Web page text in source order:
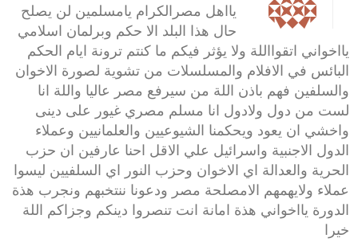
يااهل مصرالكرام يامسلمين لن يصلح
حال هذا البلد الا حكم وبرلمان اسلامي
يااخواني اتقوااللة ولا يؤثر فيكم ما كنتم ترونة ايام الحكم
البائس في الافلام والمسلسلات من تشوية لصورة الاخوان
والسلفين فهم باذن اللة من سيرفع مصر عاليا واللة انا
لست من دول ولادول انا مسلم مصري غيور على دينى
واخشي ان يعود ويحكمنا الشيوعيين والعلمانيين وعملاء
الدول الاجنبية واسرائيل علي الاقل احنا عارفين ان حزب
الحرية والعدالة اي الاخوان وحزب النور اي السلفيين ليسوا
عملاء ولايهمهم الامصلحة مصر ودعونا ننتخبهم ونجرب هذة
الدورة يااخواني هذة امانة انت تنصروا دينكم وجزاكم اللة
خيرا